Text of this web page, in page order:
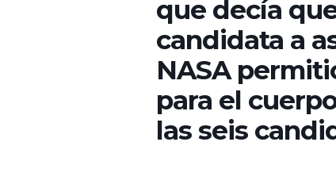
que decía
candidata a
NASA
para el
las seis